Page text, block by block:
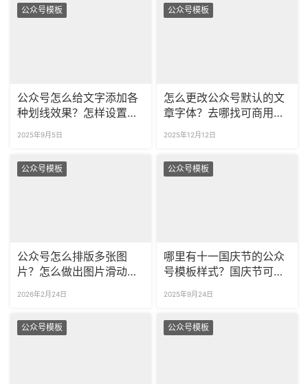
公众号模板
公众号怎么给文字添加各
种划线效果？怎样设置彩
2025年9月5日
公众号模板
怎么更改公众号默认的文
章字体？去哪找可商用的
2025年12月12日
公众号模板
公众号怎么排版多张图
片？怎么做出图片滑动效
2026年2月24日
公众号模板
哪里有十一国庆节的公众
号模板样式？国庆节可商
2025年9月24日
公众号模板 公众号模板